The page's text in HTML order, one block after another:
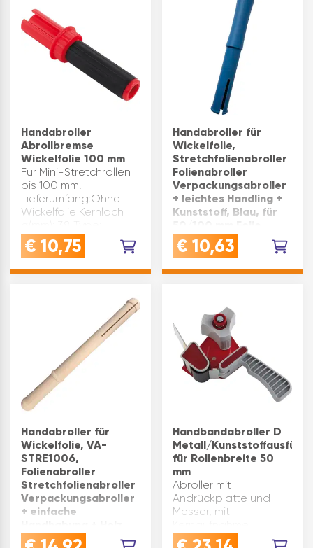
Handabroller
Abrollbremse
Wickelfolie 100 mm
Für Mini-Stretchrollen
bis 100 mm.
Lieferumfang:Ohne
Wickelfolie Kernloch
38PO10 Verwendung
für: Wickelfolien bis 100
Abrollbremse
€ 10,75
Handabroller für
Wickelfolie,
Stretchfolienabroller
Folienabroller
Verpackungsabroller
+ leichtes Handling +
Kunststoff, Blau, für
VERWENDUNG:
Handabroller für
100 mm - ideal für
mit Folienabroller
Funktion, Stretchfolie
Anwendung und
Verpackungsfolie
EffektQUALITÄT:
Hergestellt aus …
€ 10,63
Handabroller für
Wickelfolie, VA-
STRE1006,
Folienabroller
Stretchfolienabroller
Verpackungsabroller
+ einfache
für 250 mm Folie
Handbandabroller D
Metall/
für Rollenbreite 50
mm
Abroller mit
Andrückplatte und
Messer, mit
Rollenbremse sorgt für